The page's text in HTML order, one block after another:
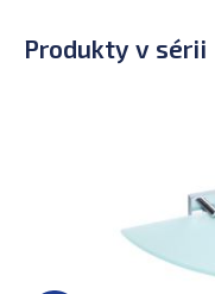
Produkty v sérii